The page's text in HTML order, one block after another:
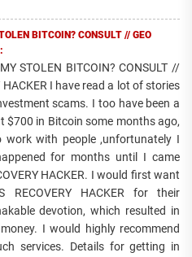
BITCOIN? CONSULT // GEO
STOLEN BITCOIN? CONSULT //
HACKER I have read a lot of stories
scams. I too have been a
in Bitcoin some months ago,
with people ,unfortunately I
for months until I came
HACKER. I would first want
RECOVERY HACKER for their
devotion, which resulted in
I would highly recommend
services. Details for getting in